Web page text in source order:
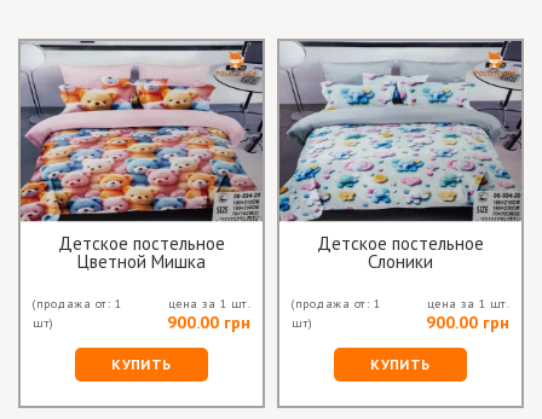
Детское постельное
Цветной Мишка
(продажа от: 1
шт)
цена за 1 шт.
900.00 грн
КУПИТЬ
Детское постельное
Слоники
(продажа от: 1
шт)
цена за 1 шт.
900.00 грн
КУПИТЬ